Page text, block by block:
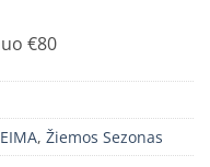
€80
, Žiemos Sezonas